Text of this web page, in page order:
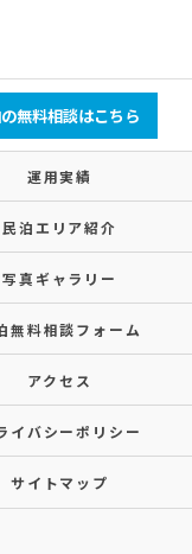
無料相談はこちら
運用実績
民泊エリア紹介
写真ギャラリー
無料相談フォーム
アクセス
イバシーポリシー
サイトマップ